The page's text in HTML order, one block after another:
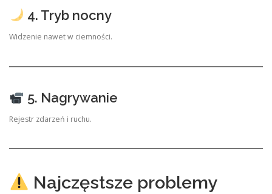
4. Tryb nocny
Widzenie nawet w ciemności.
5. Nagrywanie
Rejestr zdarzeń i ruchu.
Najczęstsze problemy